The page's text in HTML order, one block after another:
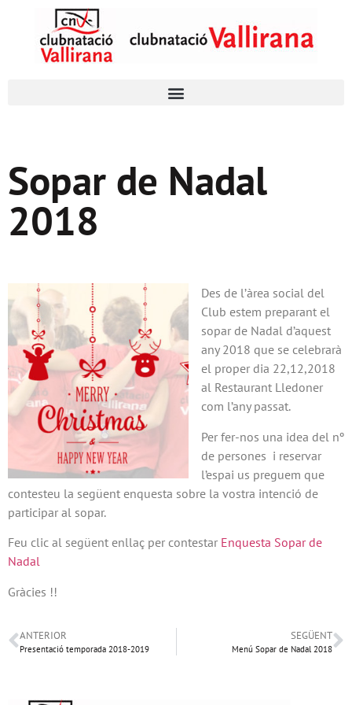
Sopar de Nadal
2018
Des de l’àrea social del
Club estem preparant el
sopar de Nadal d’aquest
any 2018 que se celebrarà
el proper dia 22,12,2018
al Restaurant Lledoner
com l’any passat.
Per fer-nos una idea del nº
de persones i reservar
l’espai us preguem que
contesteu la següent enquesta sobre la vostra intenció de
participar al sopar.
Feu clic al següent enllaç per contestar Enquesta Sopar de
Nadal
Gràcies !!
ANTERIOR
Presentació temporada 2018-2019
SEGÜENT
Menú Sopar de Nadal 2018